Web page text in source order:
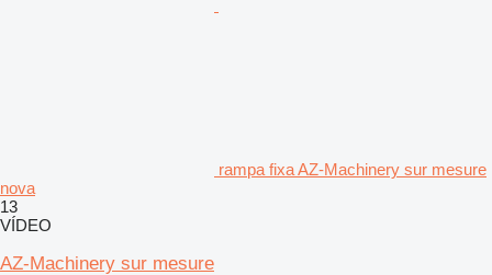
rampa fixa AZ-Machinery sur mesure
nova
13
VÍDEO
AZ-Machinery sur mesure